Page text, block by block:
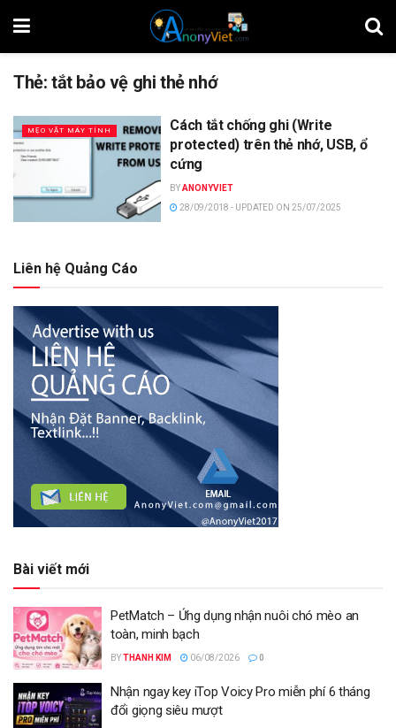
Thẻ:tắt bảo vệ ghi thẻ nhớ
MẸO VẶT MÁY TÍNH
Cách tắt chống ghi (Write
protected) trên thẻ nhớ, USB, ổ
cứng
BYANONYVIET
28/09/2018 - UPDATED ON 25/07/2025
Liên hệ Quảng Cáo
Bài viết mới
PetMatch – Ứng dụng nhận nuôi chó mèo an
toàn, minh bạch
BYTHANH KIM 06/08/2026 0
Nhận ngay key iTop Voicy Pro miễn phí 6 tháng
đổi giọng siêu mượt